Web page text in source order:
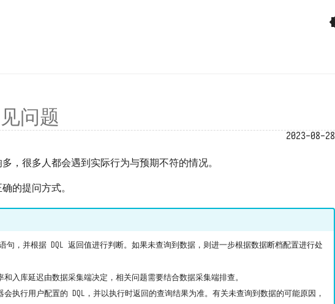
问题
2023-08-28
，很多人都会遇到实际行为与预期不符的情况。
的提问方式。
句，并根据 DQL 返回值进行判断。如果未查询到数据，则进一步根据数据断档配置进行处
入库延迟由数据采集端决定，相关问题需要结合数据采集端排查。
执行用户配置的 DQL，并以执行时返回的查询结果为准。有关未查询到数据的可能原因，